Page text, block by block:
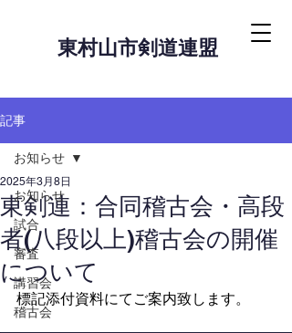
東村山市剣道連盟
記事
お知らせ
試合
審査
講習会
稽古会
お知らせ
東剣連：合同稽古会・高段
者(八段以上)稽古会の開催
について
2025年3月8日
標記添付資料にてご案内致します。